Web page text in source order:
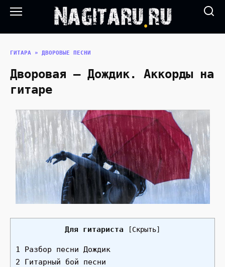
Перейти
ГИТАРА » ДВОРОВЫЕ ПЕСНИ
Дворовая — Дождик. Аккорды на
гитаре
Для гитариста [Скрыть]
1 Разбор песни Дождик
2 Гитарный бой песни